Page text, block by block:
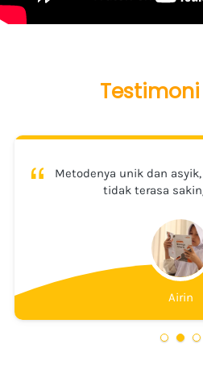
“
Metodenya unik dan
tidak terasa
Airin